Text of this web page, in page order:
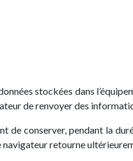
stockées dans
de renvoyer des
de conserver, pendant la
retourne